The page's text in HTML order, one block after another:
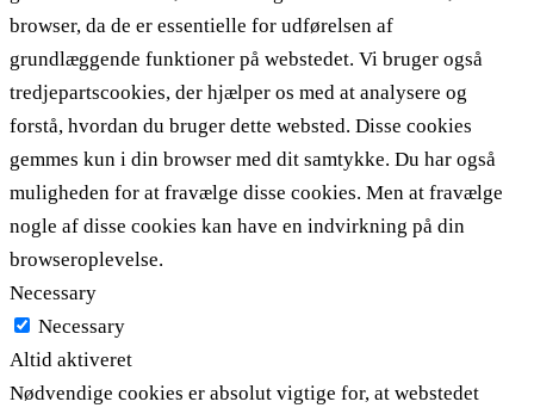
browser, da de er essentielle for udførelsen af ​​
grundlæggende funktioner på webstedet. Vi bruger også
tredjepartscookies, der hjælper os med at analysere og
forstå, hvordan du bruger dette websted. Disse cookies
gemmes kun i din browser med dit samtykke. Du har også
muligheden for at fravælge disse cookies. Men at fravælge
nogle af disse cookies kan have en indvirkning på din
browseroplevelse.
Necessary
Necessary
Altid aktiveret
Nødvendige cookies er absolut vigtige for, at webstedet